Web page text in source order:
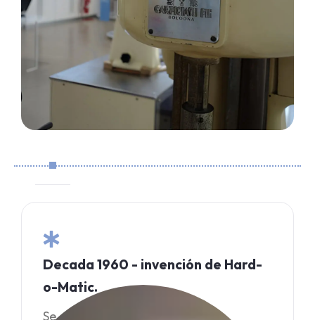
Decada 1960 - invención de Hard-
o-Matic.
Se convirtió en líder mundial en